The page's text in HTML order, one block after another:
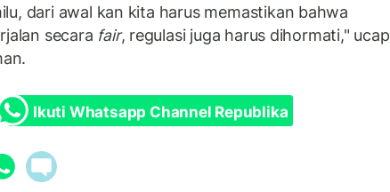
dari awal kan kita harus memastikan bahwa
secara fair, regulasi juga harus dihormati," ucap
Ikuti Whatsapp Channel Republika